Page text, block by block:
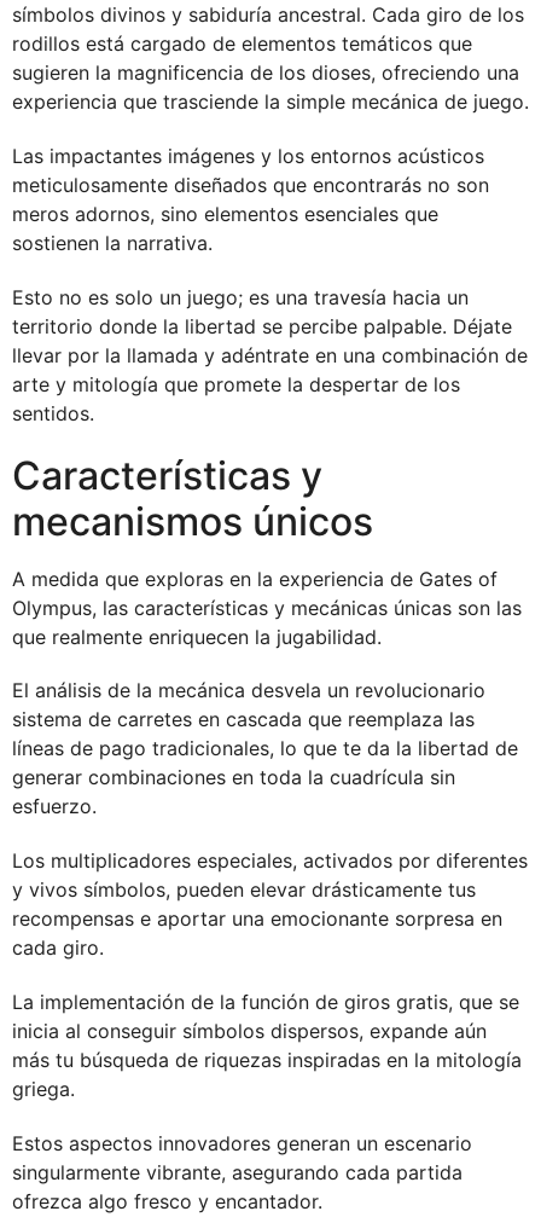
símbolos divinos y sabiduría ancestral. Cada giro de los
rodillos está cargado de elementos temáticos que
sugieren la magnificencia de los dioses, ofreciendo una
experiencia que trasciende la simple mecánica de juego.
Las impactantes imágenes y los entornos acústicos
meticulosamente diseñados que encontrarás no son
meros adornos, sino elementos esenciales que
sostienen la narrativa.
Esto no es solo un juego; es una travesía hacia un
territorio donde la libertad se percibe palpable. Déjate
llevar por la llamada y adéntrate en una combinación de
arte y mitología que promete la despertar de los
sentidos.
Características y
mecanismos únicos
A medida que exploras en la experiencia de Gates of
Olympus, las características y mecánicas únicas son las
que realmente enriquecen la jugabilidad.
El análisis de la mecánica desvela un revolucionario
sistema de carretes en cascada que reemplaza las
líneas de pago tradicionales, lo que te da la libertad de
generar combinaciones en toda la cuadrícula sin
esfuerzo.
Los multiplicadores especiales, activados por diferentes
y vivos símbolos, pueden elevar drásticamente tus
recompensas e aportar una emocionante sorpresa en
cada giro.
La implementación de la función de giros gratis, que se
inicia al conseguir símbolos dispersos, expande aún
más tu búsqueda de riquezas inspiradas en la mitología
griega.
Estos aspectos innovadores generan un escenario
singularmente vibrante, asegurando cada partida
ofrezca algo fresco y encantador.